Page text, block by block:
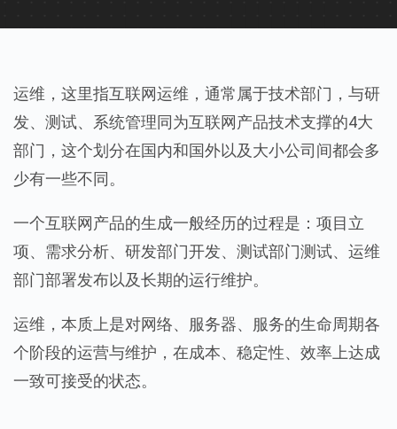
运维，这里指互联网运维，通常属于技术部门，与研
发、测试、系统管理同为互联网产品技术支撑的4大
部门，这个划分在国内和国外以及大小公司间都会多
少有一些不同。
一个互联网产品的生成一般经历的过程是：项目立
项、需求分析、研发部门开发、测试部门测试、运维
部门部署发布以及长期的运行维护。
运维，本质上是对网络、服务器、服务的生命周期各
个阶段的运营与维护，在成本、稳定性、效率上达成
一致可接受的状态。